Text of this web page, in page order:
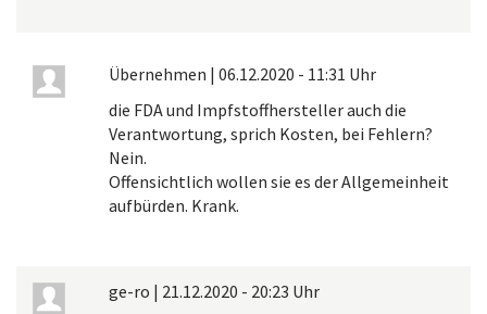
Übernehmen | 06.12.2020 - 11:31 Uhr
die FDA und Impfstoffhersteller auch die
Verantwortung, sprich Kosten, bei Fehlern?
Nein.
Offensichtlich wollen sie es der Allgemeinheit
aufbürden. Krank.
ge-ro | 21.12.2020 - 20:23 Uhr